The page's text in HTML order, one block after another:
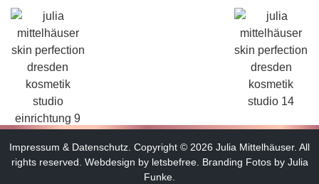
Impressum & Datenschutz Copyright © 2026 Julia Mittelhäuser. All
rights reserved. Webdesign by letsbefree. Branding Fotos by Julia
Funke.